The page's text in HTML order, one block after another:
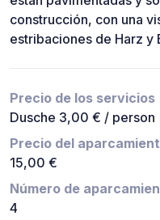
construcción, con una
estribaciones de Harz y
Precio de los servicios
Dusche 3,00 € / person
Precio del
15,00 €
Número de
4